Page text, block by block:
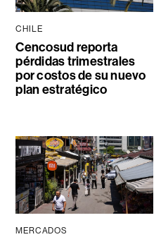
CHILE
Cencosud reporta
pérdidas trimestrales
por costos de su nuevo
plan estratégico
MERCADOS